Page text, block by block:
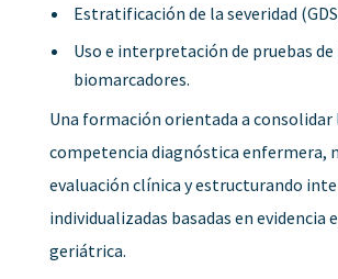
Estratificación de la severidad
Uso e interpretación de pruebas
biomarcadores.
Una formación orientada a consolidar
competencia diagnóstica enfermera,
evaluación clínica y estructurando
individualizadas basadas en evidencia
geriátrica.